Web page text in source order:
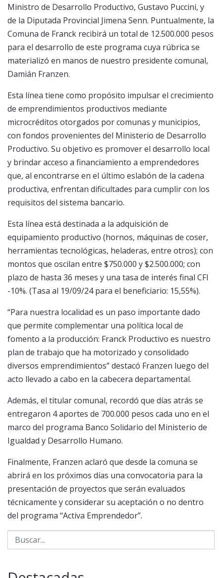
Ministro de Desarrollo Productivo, Gustavo Puccini, y
de la Diputada Provincial Jimena Senn. Puntualmente, la
Comuna de Franck recibirá un total de 12.500.000 pesos
para el desarrollo de este programa cuya rúbrica se
materializó en manos de nuestro presidente comunal,
Damián Franzen.
Esta línea tiene como propósito impulsar el crecimiento
de emprendimientos productivos mediante
microcréditos otorgados por comunas y municipios,
con fondos provenientes del Ministerio de Desarrollo
Productivo. Su objetivo es promover el desarrollo local
y brindar acceso a financiamiento a emprendedores
que, al encontrarse en el último eslabón de la cadena
productiva, enfrentan dificultades para cumplir con los
requisitos del sistema bancario.
Esta línea está destinada a la adquisición de
equipamiento productivo (hornos, máquinas de coser,
herramientas tecnológicas, heladeras, entre otros); con
montos que oscilan entre $750.000 y $2.500.000; con
plazo de hasta 36 meses y una tasa de interés final CFI
-10%. (Tasa al 19/09/24 para el beneficiario: 15,55%).
“Para nuestra localidad es un paso importante dado
que permite complementar una política local de
fomento a la producción: Franck Productivo es nuestro
plan de trabajo que ha motorizado y consolidado
diversos emprendimientos” destacó Franzen luego del
acto llevado a cabo en la cabecera departamental.
Además, el titular comunal, recordó que días atrás se
entregaron 4 aportes de 700.000 pesos cada uno en el
marco del programa Banco Solidario del Ministerio de
Igualdad y Desarrollo Humano.
Finalmente, Franzen aclaró que desde la comuna se
abrirá en los próximos días una convocatoria para la
presentación de proyectos que serán evaluados
técnicamente y considerar su aceptación o no dentro
del programa “Activa Emprendedor”.